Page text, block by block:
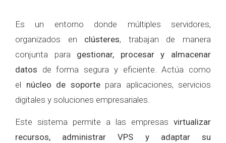
Es un entorno donde múltiples servidores,
organizados en clústeres, trabajan de manera
conjunta para gestionar, procesar y almacenar
datos de forma segura y eficiente. Actúa como
el núcleo de soportepara aplicaciones, servicios
digitales y soluciones empresariales.
Este sistema permite a las empresas virtualizar
recursos, administrar VPS y adaptar su